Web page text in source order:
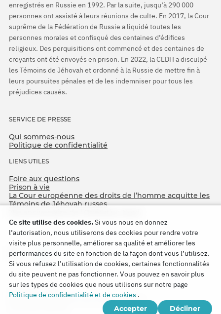
enregistrés en Russie en 1992. Par la suite, jusqu’à 290 000
personnes ont assisté à leurs réunions de culte. En 2017, la Cour
suprême de la Fédération de Russie a liquidé toutes les
personnes morales et confisqué des centaines d’édifices
religieux. Des perquisitions ont commencé et des centaines de
croyants ont été envoyés en prison. En 2022, la CEDH a disculpé
les Témoins de Jéhovah et ordonné à la Russie de mettre fin à
leurs poursuites pénales et de les indemniser pour tous les
préjudices causés.
SERVICE DE PRESSE
Qui sommes-nous
Politique de confidentialité
LIENS UTILES
Foire aux questions
Prison à vie
La Cour européenne des droits de l’homme acquitte les
Témoins de Jéhovah russes
Copyright © 2026
Watch Tower Bible and Tract Society of Korea.
Ce site utilise des cookies.Si vous nous en donnez
l’autorisation, nous utiliserons des cookies pour rendre votre
visite plus personnelle, améliorer sa qualité et améliorer les
performances du site en fonction de la façon dont vous l’utilisez.
Si vous refusez l’utilisation de cookies, certaines fonctionnalités
du site peuvent ne pas fonctionner. Vous pouvez en savoir plus
sur les types de cookies que nous utilisons sur notre page
Politique de confidentialité et de cookies .
Accepter
Décliner